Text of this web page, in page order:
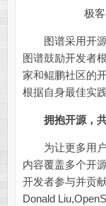
极
图谱采用开源
图谱鼓励开发者
家和鲲鹏社区的
根据自身最佳实
拥抱开源，
为让更多用户
内容覆盖多个开
开发者参与并贡
Donald